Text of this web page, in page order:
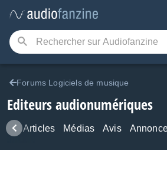
Forums Logiciels de musique
Editeurs audionumériques
Articles Médias Avis